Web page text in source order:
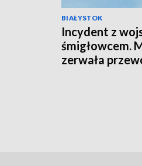
BIAŁYSTOK
Incydent z
śmigłowcem.
zerwała